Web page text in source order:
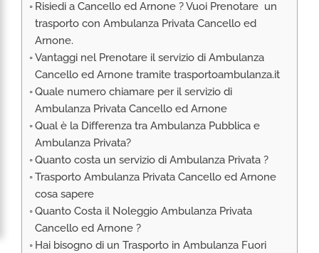
RIMPATRIO SANITARIO ITALIA
AMBULANZA SET CINEMATOGRAFICI
VOLO SANITARIO
TRASPORTO SANITARIO: VOLI DI LINEA,
ELIAMBULANZA ED AMBULANZA
TRASPORTO ECMO O CIRCOLAZIONE
EXTRACORPOREA
TRASPORTO PER NEONATI E PEDIATRICO
Risiedi a Cancello ed Arnone ? Vuoi Prenotare un
trasporto con Ambulanza Privata Cancello ed
Arnone.
Vantaggi nel Prenotare il servizio di Ambulanza
Cancello ed Arnone tramite trasportoambulanza.it
Quale numero chiamare per il servizio di
Ambulanza Privata Cancello ed Arnone
Qual è la Differenza tra Ambulanza Pubblica e
Ambulanza Privata?
Quanto costa un servizio di Ambulanza Privata ?
Trasporto Ambulanza Privata Cancello ed Arnone
cosa sapere
Quanto Costa il Noleggio Ambulanza Privata
Cancello ed Arnone ?
Hai bisogno di un Trasporto in Ambulanza Fuori